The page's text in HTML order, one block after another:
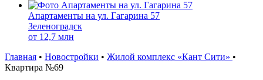
Апартаменты на ул. Гагарина 57
Зеленоградск
от 12,7 млн
Главная • Новостройки • Жилой комплекс «Кант Сити» •
Квартира №69